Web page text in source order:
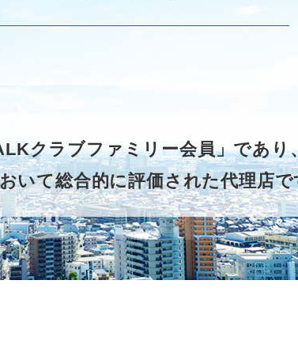
クラブファミリー会員」であり
いて総合的に評価された代理店で